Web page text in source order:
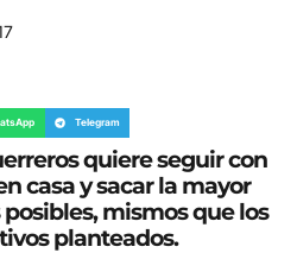
Telegram
quiere seguir con
casa y sacar la mayor
mismos que los
planteados.